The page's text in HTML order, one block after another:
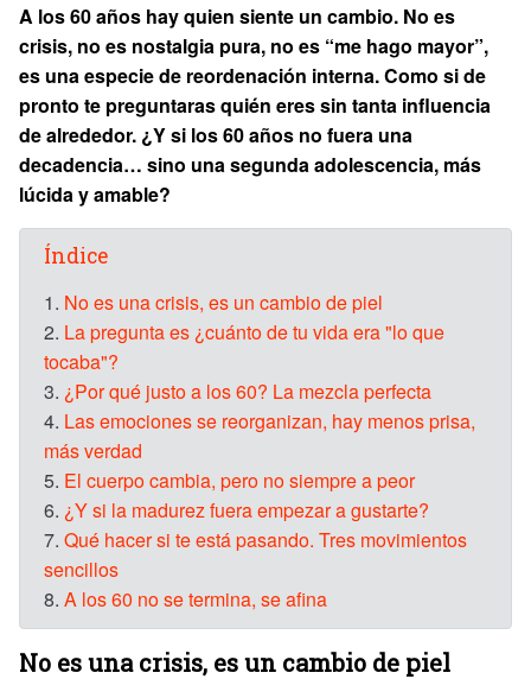
A los 60 años hay quien siente un cambio. No es
crisis, no es nostalgia pura, no es “me hago mayor”,
es una especie de reordenación interna. Como si de
pronto te preguntaras quién eres sin tanta influencia
de alrededor. ¿Y si los 60 años no fuera una
decadencia… sino una segunda adolescencia, más
lúcida y amable?
Índice
1. No es una crisis, es un cambio de piel
2. La pregunta es ¿cuánto de tu vida era "lo que
tocaba"?
3. ¿Por qué justo a los 60? La mezcla perfecta
4. Las emociones se reorganizan, hay menos prisa,
más verdad
5. El cuerpo cambia, pero no siempre a peor
6. ¿Y si la madurez fuera empezar a gustarte?
7. Qué hacer si te está pasando. Tres movimientos
sencillos
8. A los 60 no se termina, se afina
No es una crisis, es un cambio de piel